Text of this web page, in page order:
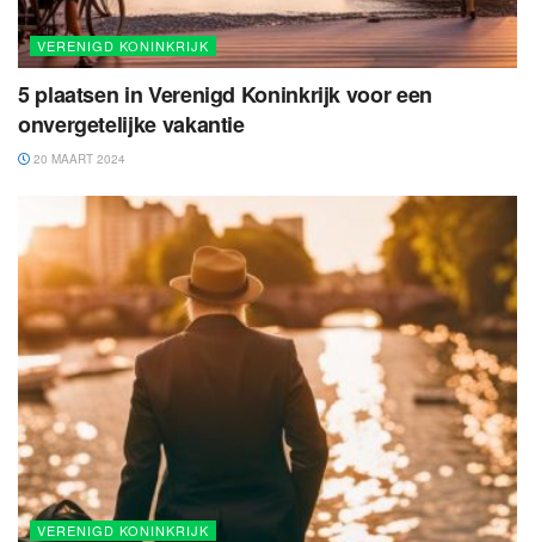
VERENIGD KONINKRIJK
5 plaatsen in Verenigd Koninkrijk voor een
onvergetelijke vakantie
20 MAART 2024
VERENIGD KONINKRIJK